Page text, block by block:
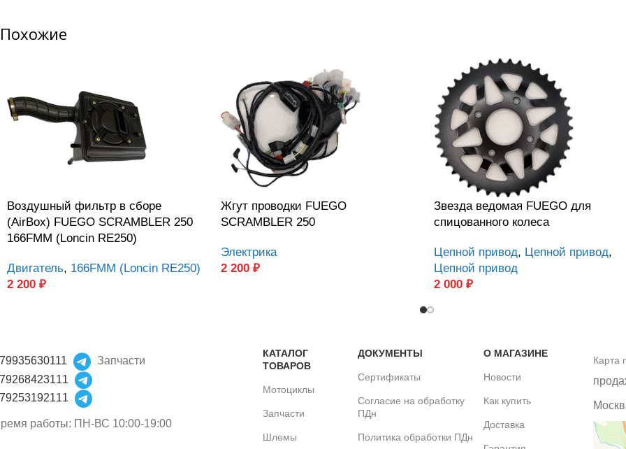
Похожие
Воздушный фильтр в сборе
(AirBox) FUEGO SCRAMBLER 250
166FMM (Loncin RE250)
Двигатель, 166FMM (Loncin RE250)
2 200 ₽
Жгут проводки FUEGO
SCRAMBLER 250
Электрика
2 200 ₽
Звезда ведомая FUEGO для
спицованного колеса
Цепной привод, Цепной привод,
Цепной привод
2 000 ₽
Запчасти
работы: ПН-ВС 10:00-19:00
КАТАЛОГ
ТОВАРОВ
Мотоциклы
Запчасти
Шлемы
ДОКУМЕНТЫ
Сертификаты
Согласие на обработку
ПДн
Политика обработки ПДн
О МАГАЗИНЕ
Новости
Как купить
Доставка
Карта